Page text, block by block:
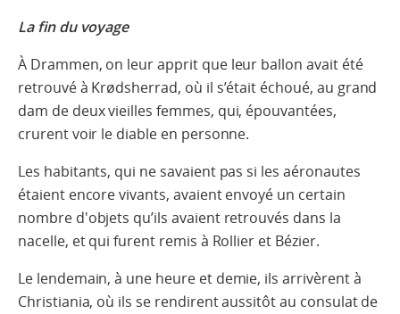
La fin du voyage
À Drammen, on leur apprit que leur ballon avait été
retrouvé à Krødsherrad, où il s’était échoué, au grand
dam de deux vieilles femmes, qui, épouvantées,
crurent voir le diable en personne.
Les habitants, qui ne savaient pas si les aéronautes
étaient encore vivants, avaient envoyé un certain
nombre d'objets qu’ils avaient retrouvés dans la
nacelle, et qui furent remis à Rollier et Bézier.
Le lendemain, à une heure et demie, ils arrivèrent à
Christiania, où ils se rendirent aussitôt au consulat de